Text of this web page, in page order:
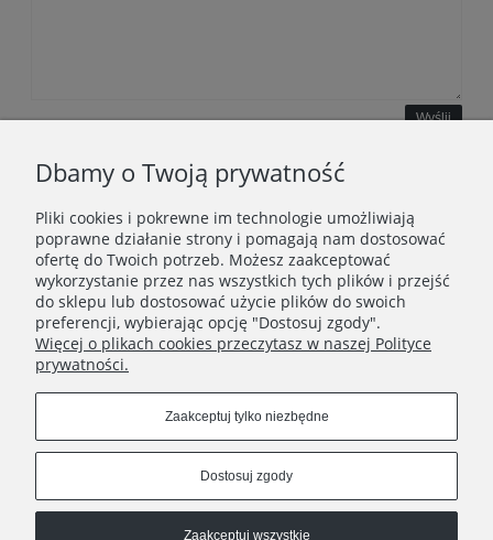
Wyślij
WAŻNE INFORMACJE
POLECANE STRONY
Dbamy o Twoją prywatność
Pliki cookies i pokrewne im technologie umożliwiają
poprawne działanie strony i pomagają nam dostosować
ofertę do Twoich potrzeb. Możesz zaakceptować
wykorzystanie przez nas wszystkich tych plików i przejść
do sklepu lub dostosować użycie plików do swoich
preferencji, wybierając opcję "Dostosuj zgody".
Więcej o plikach cookies przeczytasz w naszej Polityce
prywatności.
Zaakceptuj tylko niezbędne
Dostosuj zgody
Zaakceptuj wszystkie